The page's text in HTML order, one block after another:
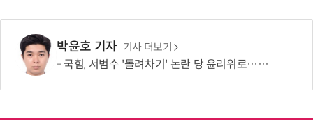
박윤호 기자 기사 더보기
국힘, 서범수 '돌려차기' 논란 당 윤리위로…지도부 엄중 징계 의견 모아